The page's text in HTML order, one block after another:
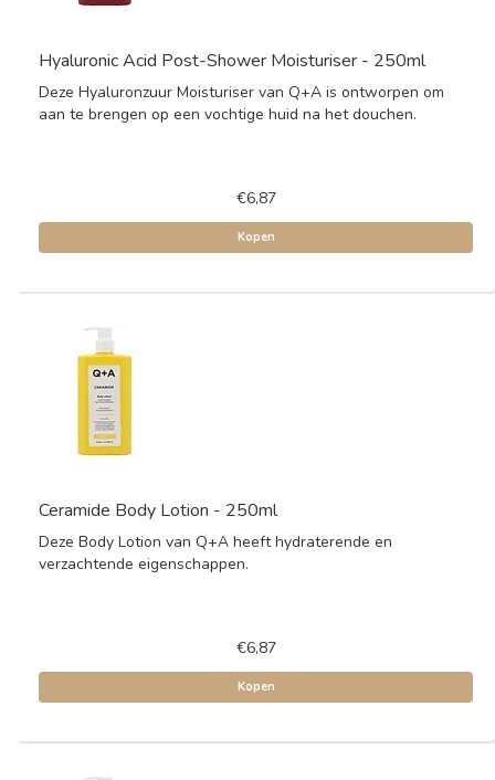
Hyaluronic Acid Post-Shower Moisturiser - 250ml
Deze Hyaluronzuur Moisturiser van Q+A is ontworpen om
aan te brengen op een vochtige huid na het douchen.
€6,87
Kopen
Ceramide Body Lotion - 250ml
Deze Body Lotion van Q+A heeft hydraterende en
verzachtende eigenschappen.
€6,87
Kopen